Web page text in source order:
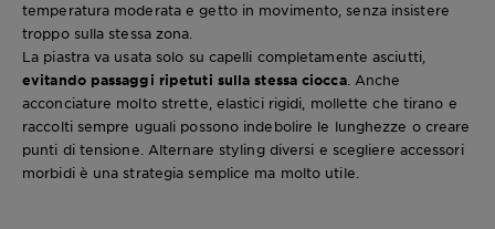
temperatura moderata e getto in movimento, senza insistere
troppo sulla stessa zona.
La piastra va usata solo su capelli completamente asciutti,
evitando passaggi ripetuti sulla stessa ciocca. Anche
acconciature molto strette, elastici rigidi, mollette che tirano e
raccolti sempre uguali possono indebolire le lunghezze o creare
punti di tensione. Alternare styling diversi e scegliere accessori
morbidi è una strategia semplice ma molto utile.